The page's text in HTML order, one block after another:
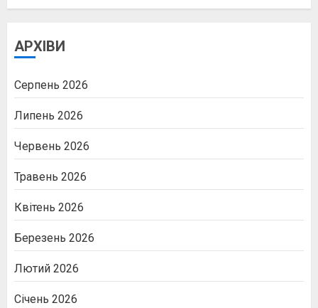
АРХІВИ
Серпень 2026
Липень 2026
Червень 2026
Травень 2026
Квітень 2026
Березень 2026
Лютий 2026
Січень 2026